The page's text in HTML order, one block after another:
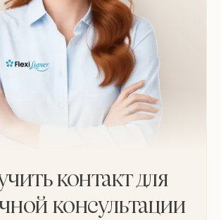
контакт для
консультации